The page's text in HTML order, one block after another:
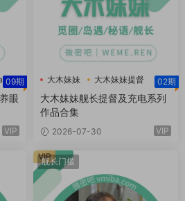
09期
眼
VIP
大木妹妹 大木妹妹提督 02期
大木妹妹舰长提督及充电系列
作品合集
2026-07-30 VIP
舰长门槛
VIP